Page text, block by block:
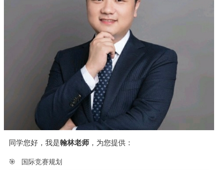
同学您好，我是翰林老师 ，为您提供：
🎯 国际竞赛规划